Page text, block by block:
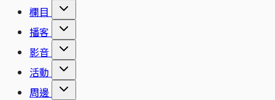
欄目
播客
影音
活動
周邊